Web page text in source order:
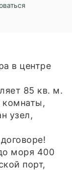
в центре
85 кв. м.
комнаты,
узел,
моря 400
порт,